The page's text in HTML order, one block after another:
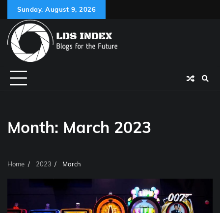
content
Sunday, August 9, 2026
Month: March 2023
Home 2023 March